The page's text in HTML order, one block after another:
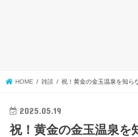
HOME 雑談 祝！黄金の金玉温泉を知ら
2025.05.19
祝！黄金の金玉温泉を